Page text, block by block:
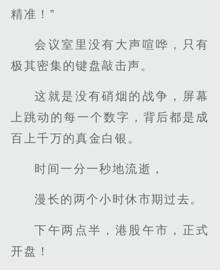
精准！”
会议室里没有大声喧哗，只有
极其密集的键盘敲击声。
这就是没有硝烟的战争，屏幕
上跳动的每一个数字，背后都是成
百上千万的真金白银。
时间一分一秒地流逝，
漫长的两个小时休市期过去。
下午两点半，港股午市，正式
开盘！